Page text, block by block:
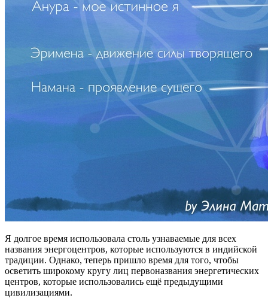
Я долгое время использовала столь узнаваемые для всех
названия энергоцентров, которые используются в индийской
традиции. Однако, теперь пришло время для того, чтобы
осветить широкому кругу лиц первоназвания энергетических
центров, которые использовались ещё предыдущими
цивилизациями.